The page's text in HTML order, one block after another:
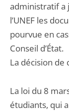
administratif a
l’UNEF les
pourvue en
Conseil d’État.
La décision de
La loi du 8
étudiants, qui